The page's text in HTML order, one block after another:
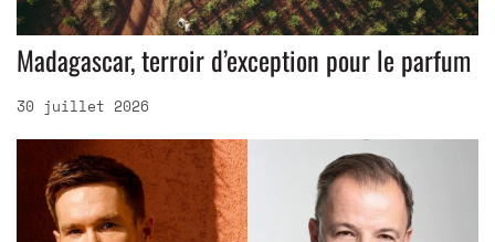
Madagascar, terroir d’exception pour le parfum
30 juillet 2026